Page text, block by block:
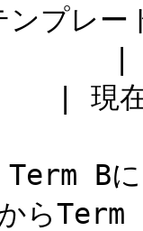
ンプレ
|
現在の
Term B
ら